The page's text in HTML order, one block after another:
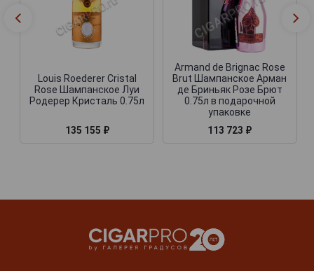
Louis Roederer Cristal
Rose Шампанское Луи
Родерер Кристаль 0.75л
135 155 ₽
Armand de Brignac Rose
Brut Шампанское Арман
де Бриньяк Розе Брют
0.75л в подарочной
упаковке
113 723 ₽